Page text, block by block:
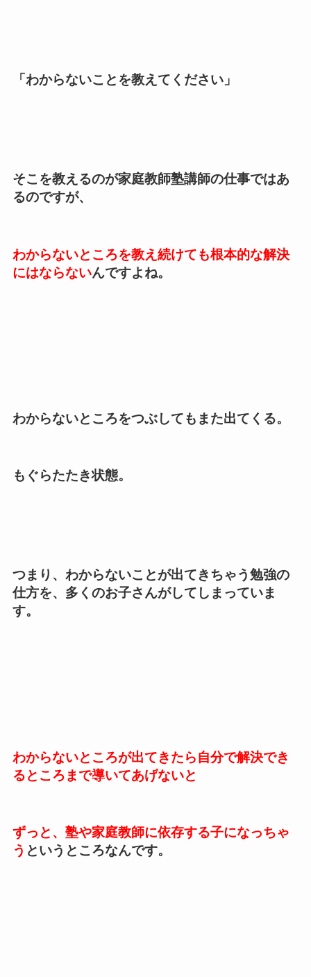
「わからないことを教えてください」
そこを教えるのが家庭教師塾講師の仕事ではあ
るのですが、
わからないところを教え続けても根本的な解決
にはならないんですよね。
わからないところをつぶしてもまた出てくる。
もぐらたたき状態。
つまり、わからないことが出てきちゃう勉強の
仕方を、多くのお子さんがしてしまっていま
す。
わからないところが出てきたら自分で解決でき
るところまで導いてあげないと
ずっと、塾や家庭教師に依存する子になっちゃ
う というところなんです。